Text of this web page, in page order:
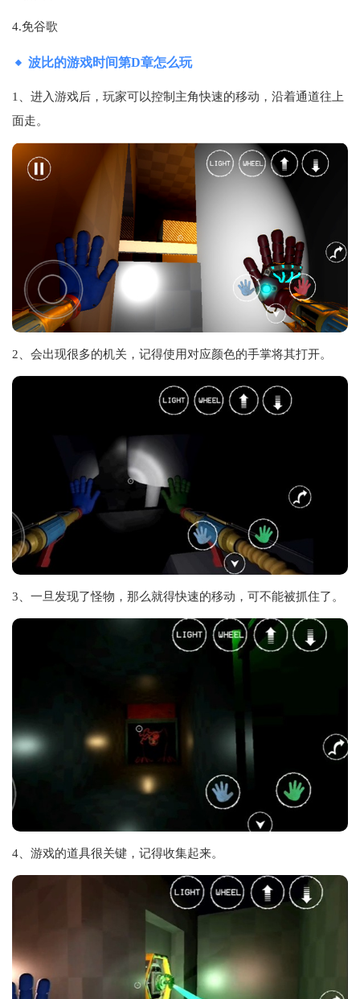
4.免谷歌
波比的游戏时间第D章怎么玩
1、进入游戏后，玩家可以控制主角快速的移动，沿着通道往上
面走。
2、会出现很多的机关，记得使用对应颜色的手掌将其打开。
3、一旦发现了怪物，那么就得快速的移动，可不能被抓住了。
4、游戏的道具很关键，记得收集起来。